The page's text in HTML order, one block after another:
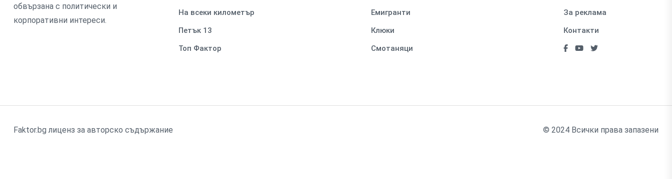
обвързана с политически и
корпоративни интереси.
На всеки километър
Петък 13
Топ Фактор
Емигранти
Клюки
Смотаняци
За реклама
Контакти
Faktor.bg лиценз за авторско съдържание © 2024 Всички права запазени